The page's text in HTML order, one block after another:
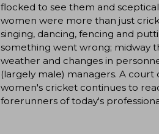
flocked to see them and
women were more than just
singing, dancing, fencing and
something went wrong; midway
weather and changes in
(largely male) managers. A court
women's cricket continues to
forerunners of today's